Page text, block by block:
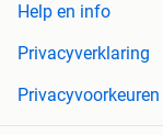
Help en info
Privacyverklaring
Privacyvoorkeuren